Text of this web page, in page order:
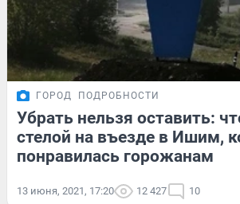
ГОРОД ПОДРОБНОСТИ
Убрать нельзя оставить:
стелой на въезде в Ишим,
понравилась горожанам
13 июня, 2021, 17:20 12 427 10